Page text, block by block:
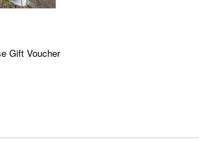
Gift Voucher